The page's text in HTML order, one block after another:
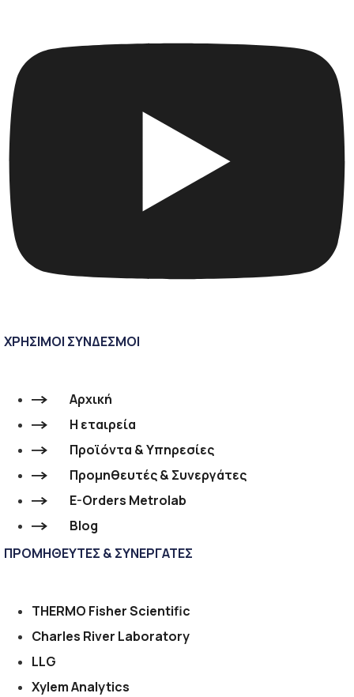
ΧΡΗΣΙΜΟΙ ΣΥΝΔΕΣΜΟΙ
Αρχική
Η εταιρεία
Προϊόντα & Υπηρεσίες
Προμηθευτές & Συνεργάτες
E-Orders Metrolab
Blog
ΠΡΟΜΗΘΕΥΤΕΣ & ΣΥΝΕΡΓΑΤΕΣ
THERMO Fisher Scientific
Charles River Laboratory
LLG
Xylem Analytics